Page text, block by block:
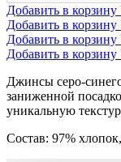
Добавить в корзину
Добавить в корзину
Добавить в корзину
Добавить в корзину
Джинсы серо-
заниженной
уникальную
Состав: 97%